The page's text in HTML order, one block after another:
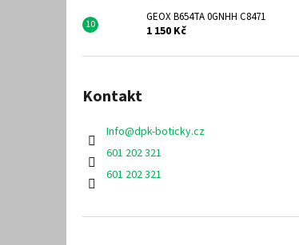
GEOX B654TA 0GNHH C8471
1 150 Kč
Kontakt
Info@dpk-boticky.cz
601 202 321
601 202 321